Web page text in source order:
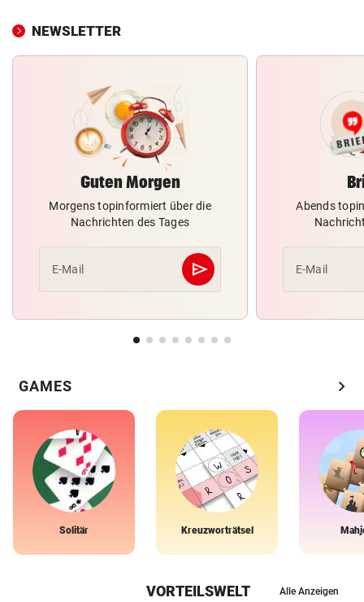
NEWSLETTER
Guten Morgen
Morgens topinformiert über die
Nachrichten des Tages
E-Mail send
Abschicken
Abends
E-Mail
GAMES chevron_right
Solitär Kreuzworträtsel
VORTEILSWELT Alle Anzeigen